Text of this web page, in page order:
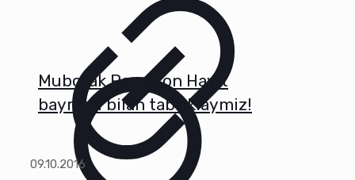
Muborak Ramazon Hayit
bayrami bilan tabriklaymiz!
09.10.2016